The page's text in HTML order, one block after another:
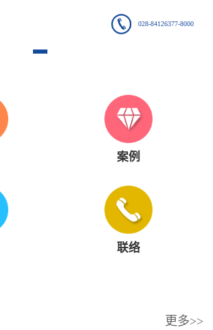
028-84126377-8000
案例
联络
更多>>